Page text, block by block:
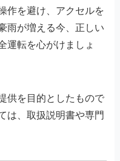
作を避け、アクセルを
雨が増える今、正しい
運転を心がけましょ
供を目的としたもので
は、取扱説明書や専門